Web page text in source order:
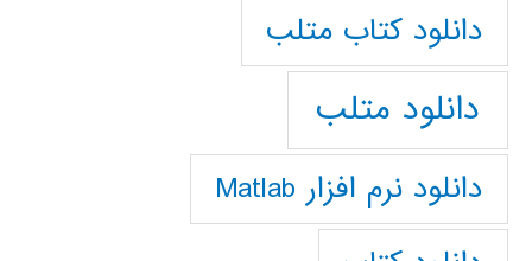
دانلود كتاب متلب
دانلود متلب
دانلود نرم افزار Matlab